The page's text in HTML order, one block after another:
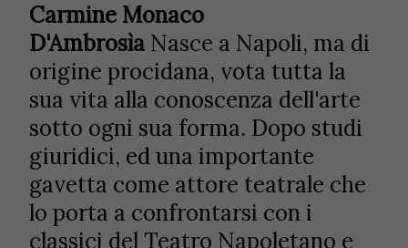
Carmine Monaco
D'Ambrosìa Nasce a Napoli, ma di
origine procidana, vota tutta la
sua vita alla conoscenza dell'arte
sotto ogni sua forma. Dopo studi
giuridici, ed una importante
gavetta come attore teatrale che
lo porta a confrontarsi con i
classici del Teatro Napoletano e